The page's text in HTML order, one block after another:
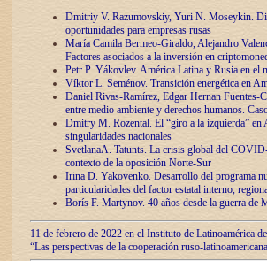
Dmitriy V. Razumovskiy, Yuri N. Moseykin.
oportunidades para empresas rusas
María Camila Bermeo-Giraldo, Alejandro
Factores asociados a la inversión en
Petr P. Yákovlev. América Latina y Rusia en el
Víktor L. Seménov. Transición energética en
Daniel Rivas-Ramírez, Edgar Hernan Fuentes-
entre medio ambiente y derechos humanos.
Dmitry M. Rozental. El “giro a la izquierda” en
singularidades nacionales
SvetlanaA. Tatunts. La crisis global del
contexto de la oposición Norte-Sur
Irina D. Yakovenko. Desarrollo del programa
particularidades del factor estatal interno,
Borís F. Martynov. 40 años desde la guerra de
11 de febrero de 2022 en el Instituto de Latinoamérica
“Las perspectivas de la cooperación ruso-